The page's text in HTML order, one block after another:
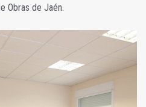
Obras de Jaén.